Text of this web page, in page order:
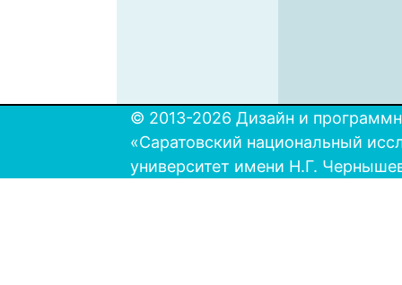
© 2013-2026 Дизайн и
«Саратовский национальный
университет имени Н.Г.